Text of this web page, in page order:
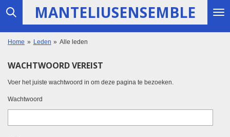
Ga
naar
de
MANTELIUSENSEMBLE
Home » Leden » Alle leden
WACHTWOORD VEREIST
Voer het juiste wachtwoord in om deze pagina te bezoeken.
Wachtwoord